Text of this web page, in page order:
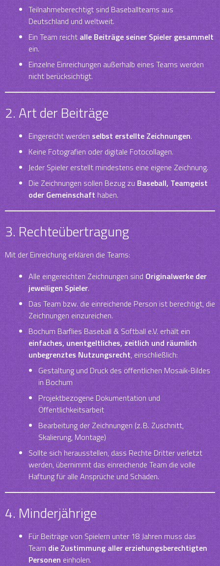
Teilnahmeberechtigt sind Baseballteams aus
Deutschland und weltweit.
Ein Team reichtalle Beiträge seiner Spieler gesammelt
ein.
Einzelne Einreichungen außerhalb eines Teams werden
nicht berücksichtigt.
2. Art der Beiträge
Eingereicht werdenselbst erstellte Zeichnungen.
Keine Fotografien oder digitale Fotocollagen.
Jeder Spieler erstellt mindestens eine eigene Zeichnung.
Die Zeichnungen sollen Bezug zuBaseball, Teamgeist
oder Gemeinschaft haben.
3. Rechteübertragung
Mit der Einreichung erklären die Teams:
Alle eingereichten Zeichnungen sindOriginalwerke der
jeweiligen Spieler.
Das Team bzw. die einreichende Person ist berechtigt, die
Zeichnungen einzureichen.
Bochum Barflies Baseball & Softball e.V. erhält ein
einfaches, unentgeltliches, zeitlich und räumlich
unbegrenztes Nutzungsrecht, einschließlich:
Gestaltung und Druck des öffentlichen Mosaik-Bildes
in Bochum
Projektbezogene Dokumentation und
Öffentlichkeitsarbeit
Bearbeitung der Zeichnungen (z. B. Zuschnitt,
Skalierung, Montage)
Sollte sich herausstellen, dass Rechte Dritter verletzt
werden, übernimmt das einreichende Team die volle
Haftung für alle Ansprüche und Schäden.
4. Minderjährige
Für Beiträge von Spielern unter 18 Jahren muss das
Teamdie Zustimmung aller erziehungsberechtigten
Personen einholen.